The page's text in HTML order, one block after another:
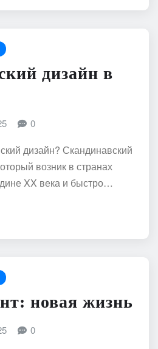
дизайн в
0
дизайн? Скандинавский
возник в странах
XX века и быстро…
новая жизнь
0